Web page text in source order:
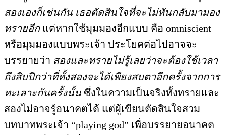
สองเองก็เช่นกัน เธอตัดสินใจที่จะไม่หันกลับมามอง
ทรายอีกแต่หากใช้มุมมองอีกแบบ คือ omniscient
หรือมุมมองแบบพระเจ้า ประโยคต่อไปอาจจะ
บรรยายว่า สองและทรายไม่รู้เลยว่าจะต้องใช้เวลา
ถึงสิบปีกว่าที่ทั้งสองจะได้เพียงสบตาอีกครั้งจากการ
ทะเลาะกันครั้งนั้น ซึ่งในความเป็นจริงทั้งทรายและ
สองไม่อาจรู้อนาคตได้ แต่ผู้เขียนตัดสินใจสวม
บทบาทพระเจ้า “playing god” เพื่อบรรยายอนาคต